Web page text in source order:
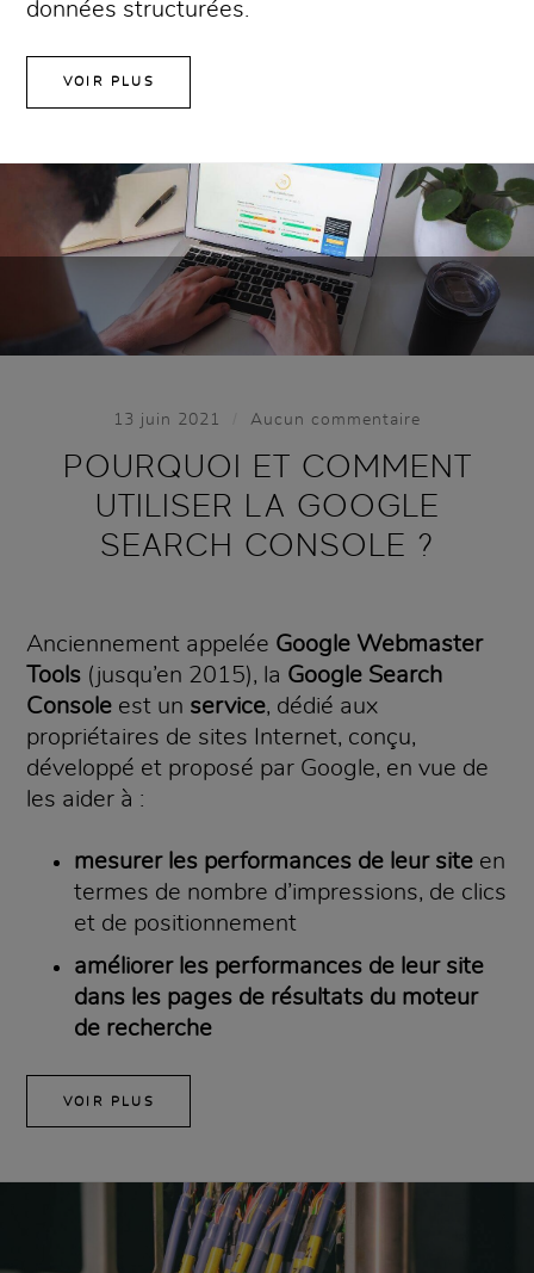
données structurées.
VOIR PLUS
13 juin 2021 Aucun commentaire
POURQUOI ET COMMENT
UTILISER LA GOOGLE
SEARCH CONSOLE ?
Anciennement appelée Google Webmaster
Tools (jusqu’en 2015), la Google Search
Console est un service, dédié aux
propriétaires de sites Internet, conçu,
développé et proposé par Google, en vue de
les aider à :
mesurer les performances de leur site en
termes de nombre d’impressions, de clics
et de positionnement
améliorer les performances de leur site
dans les pages de résultats du moteur
de recherche
VOIR PLUS